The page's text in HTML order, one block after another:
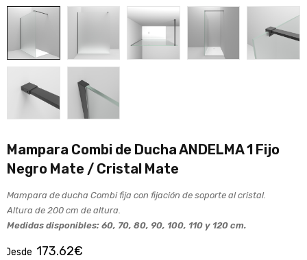
Mampara Combi de Ducha ANDELMA 1 Fijo
Negro Mate / Cristal Mate
Mampara de ducha Combi fija con fijación de soporte al cristal.
Altura de 200 cm de altura.
Medidas disponibles: 60, 70, 80, 90, 100, 110 y 120 cm.
Desde 173.62€